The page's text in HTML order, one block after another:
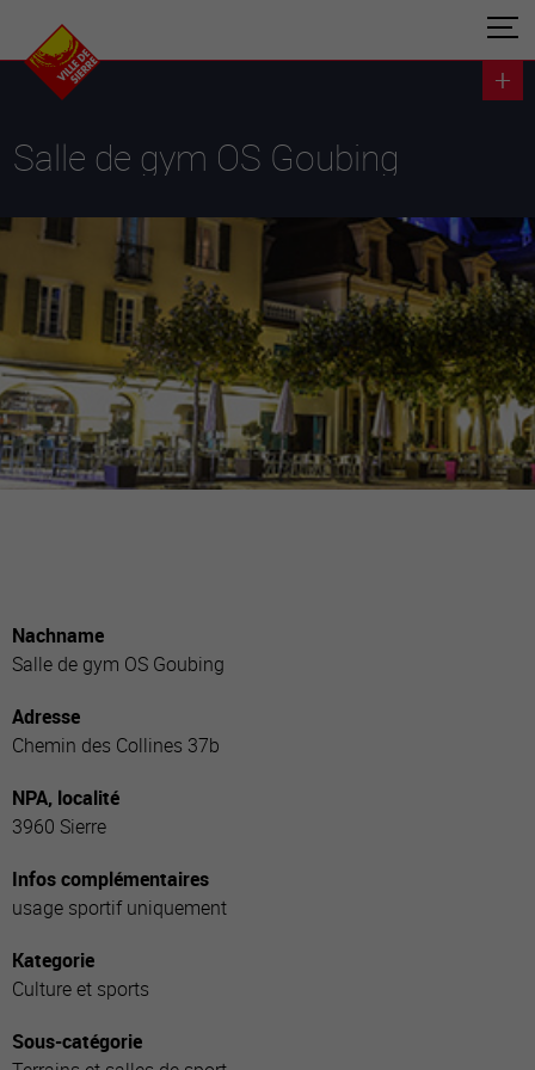
Salle de gym OS Goubing
Nachname
Salle de gym OS Goubing
Adresse
Chemin des Collines 37b
NPA, localité
3960 Sierre
Infos complémentaires
usage sportif uniquement
Kategorie
Culture et sports
Sous-catégorie